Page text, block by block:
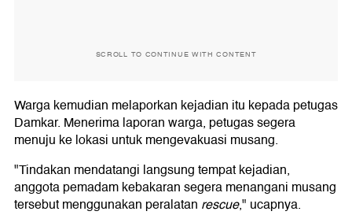
SCROLL TO CONTINUE WITH CONTENT
Warga kemudian melaporkan kejadian itu kepada petugas
Damkar. Menerima laporan warga, petugas segera
menuju ke lokasi untuk mengevakuasi musang.
"Tindakan mendatangi langsung tempat kejadian,
anggota pemadam kebakaran segera menangani musang
tersebut menggunakan peralatan rescue," ucapnya.